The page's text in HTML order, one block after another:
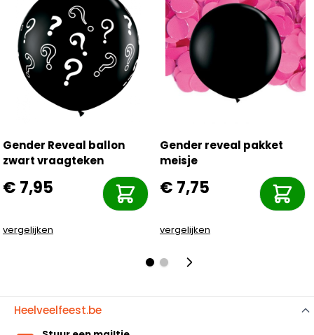
Gender Reveal ballon
zwart vraagteken
€ 7,95
vergelijken
Gender reveal pakket
meisje
€ 7,75
vergelijken
Heelveelfeest.be